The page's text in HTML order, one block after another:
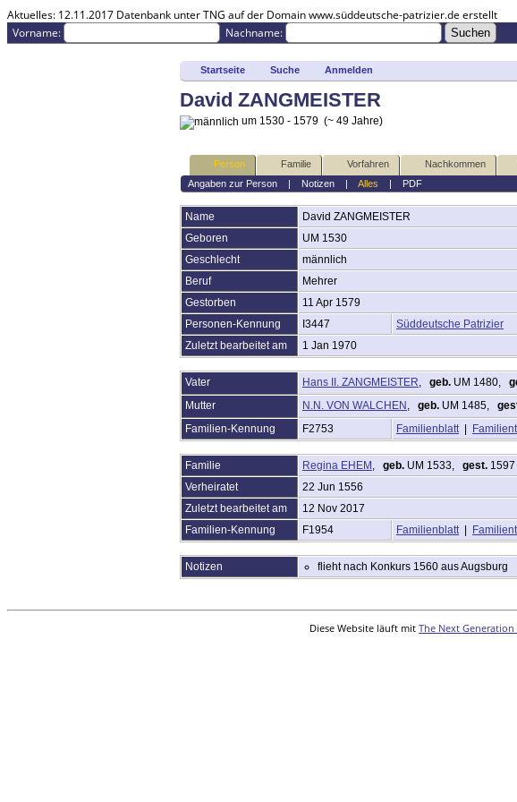
Aktuelles: 12.11.2017 Datenbank unter TNG auf der Domain www.süddeutsche-patrizier.de erstellt
Vorname:
Nachname:
Startseite Suche Anmelden
David ZANGMEISTER
um 1530 - 1579 (~ 49 Jahre)
Person Familie Vorfahren Nachkommen
Angaben zur Person| Notizen| Alles | PDF
Name David ZANGMEISTER
Geboren
UM 1530
Geschlecht
männlich
Beruf
Mehrer
Gestorben
11 Apr 1579
Personen-Kennung
I3447
Süddeutsche Patrizier
Zuletzt bearbeitet am
1 Jan 1970
Vater Hans II. ZANGMEISTER, geb. UM 1480,
Mutter
N.N. VON WALCHEN , geb. UM 1485,
Familien-Kennung
F2753 Familienblatt|
Familie Regina EHEM , geb. UM 1533, gest.
Verheiratet
22 Jun 1556
Zuletzt bearbeitet am
12 Nov 2017
Familien-Kennung
F1954 Familienblatt|
Notizen flieht nach Konkurs 1560 aus Augsburg
Diese Website läuft mit The Next